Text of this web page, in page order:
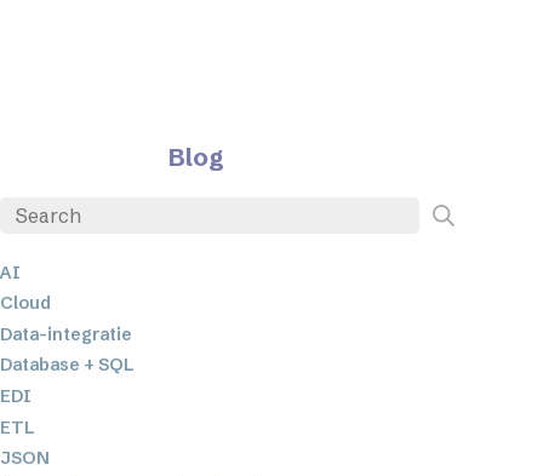
Blog
AI
Cloud
Data-integratie
Database + SQL
EDI
ETL
JSON